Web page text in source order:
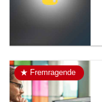
Fremragende